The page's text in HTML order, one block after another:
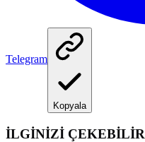
Telegram
Kopyala
İLGİNİZİ ÇEKEBİLİR